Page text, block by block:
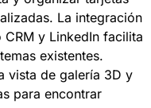
La integración
y LinkedIn facilita
existentes.
vista de galería 3D y
para encontrar